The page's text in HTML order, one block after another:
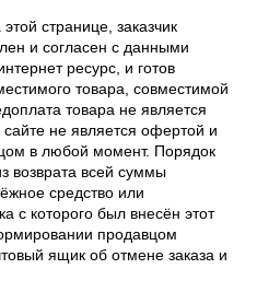
странице, заказчик
и согласен с данными
ресурс, и готов
товара, совместимой
товара не является
не является офертой и
в любой момент. Порядок
возврата всей суммы
средство или
с которого был внесён этот
продавцом
ящик об отмене заказа и